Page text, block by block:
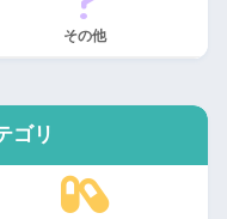
その他
ゴリ